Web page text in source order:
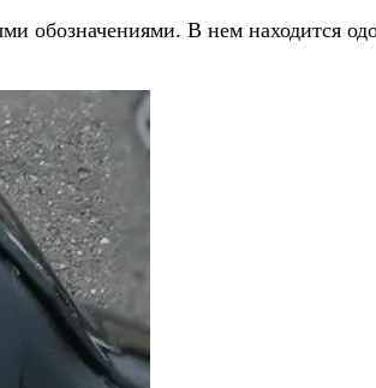
обозначениями. В нем находится